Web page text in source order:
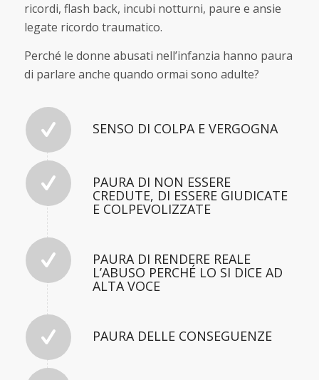
ricordi, flash back, incubi notturni, paure e ansie
legate ricordo traumatico.
Perché le donne abusati nell’infanzia hanno paura
di parlare anche quando ormai sono adulte?
SENSO DI COLPA E VERGOGNA
PAURA DI NON ESSERE
CREDUTE, DI ESSERE GIUDICATE
E COLPEVOLIZZATE
PAURA DI RENDERE REALE
L’ABUSO PERCHÉ LO SI DICE AD
ALTA VOCE
PAURA DELLE CONSEGUENZE